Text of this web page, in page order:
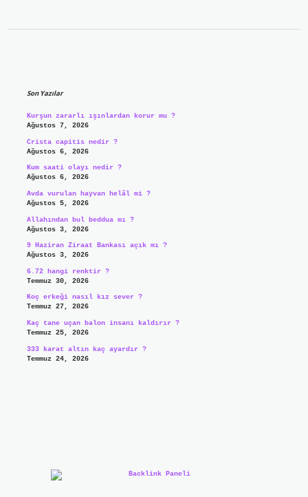
Son Yazılar
Kurşun zararlı ışınlardan korur mu ?
Ağustos 7, 2026
Crista capitis nedir ?
Ağustos 6, 2026
Kum saati olayı nedir ?
Ağustos 6, 2026
Avda vurulan hayvan helâl mi ?
Ağustos 5, 2026
Allahından bul beddua mı ?
Ağustos 3, 2026
9 Haziran Ziraat Bankası açık mı ?
Ağustos 3, 2026
6.72 hangi renktir ?
Temmuz 30, 2026
Koç erkeği nasıl kız sever ?
Temmuz 27, 2026
Kaç tane uçan balon insanı kaldırır ?
Temmuz 25, 2026
333 karat altın kaç ayardır ?
Temmuz 24, 2026